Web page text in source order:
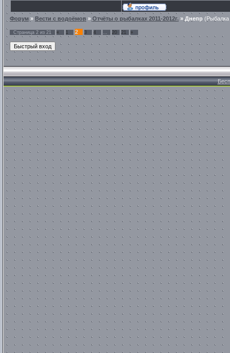
Форум » Вести с водоёмов » Отчёты о рыбалках 2011-2012г. » Днепр (Рыбалка
Страница 2 из 21 « 1 2 3 4 … 20 21 »